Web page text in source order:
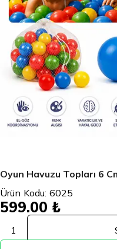
Oyun Havuzu Topları 6
Ürün Kodu: 6025
599.00 ₺
1